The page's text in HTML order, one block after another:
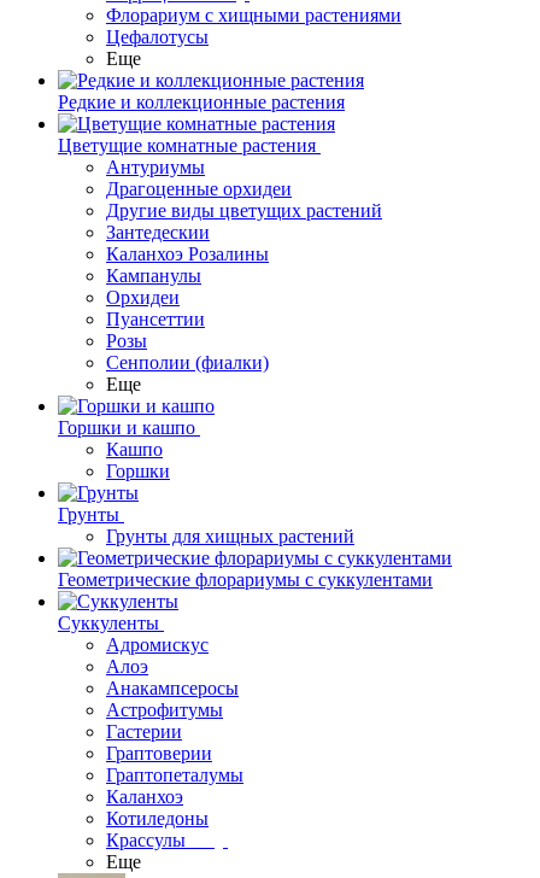
Флорариум с хищными растениями
Цефалотусы
Еще
Редкие и коллекционные растения
Цветущие комнатные растения
Антуриумы
Драгоценные орхидеи
Другие виды цветущих растений
Зантедескии
Каланхоэ Розалины
Кампанулы
Орхидеи
Пуансеттии
Розы
Сенполии (фиалки)
Еще
Горшки и кашпо
Кашпо
Горшки
Грунты
Грунты для хищных растений
Геометрические флорариумы с суккулентами
Суккуленты
Адромискус
Алоэ
Анакампсеросы
Астрофитумы
Гастерии
Граптоверии
Граптопеталумы
Каланхоэ
Котиледоны
Крассулы
Еще